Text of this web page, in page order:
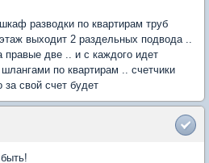
разводки по квартирам труб
выходит 2 раздельных подвода ..
правые две .. и с каждого идет
по квартирам .. счетчики
за свой счет будет